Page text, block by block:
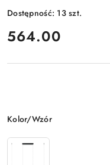
Dostępność: 13szt.
cena:
564.00
Wariant
Kolor/Wzór